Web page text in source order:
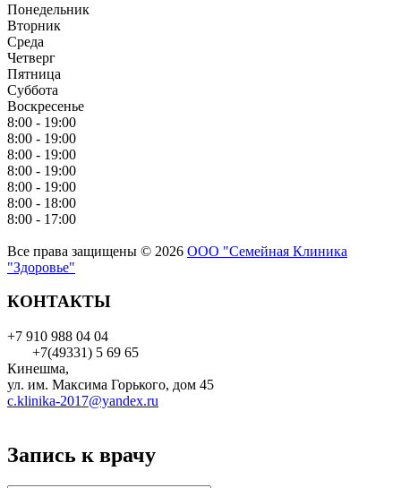
Понедельник
Вторник
Среда
Четверг
Пятница
Суббота
Воскресенье
8:00 - 19:00
8:00 - 19:00
8:00 - 19:00
8:00 - 19:00
8:00 - 19:00
8:00 - 18:00
8:00 - 17:00
Все права защищены © 2026 ООО "Семейная Клиника
"Здоровье"
КОНТАКТЫ
+7 910 988 04 04
+7(49331) 5 69 65
Кинешма,
ул. им. Максима Горького, дом 45
c.klinika-2017@yandex.ru
Запись к врачу